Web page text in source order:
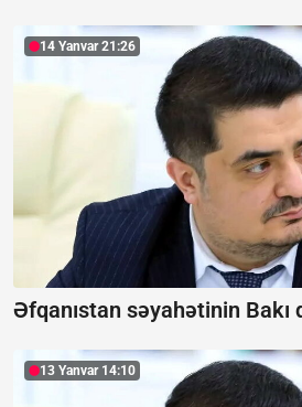
14 Yanvar 21:26
Əfqanıstan səyahətinin Bakı
13 Yanvar 14:10